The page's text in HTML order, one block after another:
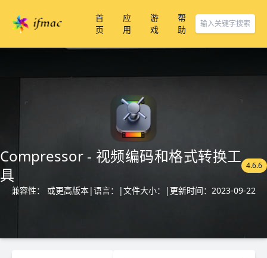
首
页
应
用
游
戏
帮
助
Compressor - 视频编码和格式转换工
具
4.6.6
兼容性： 或更高版本|语言： |文件大小： | 更新时间：2023-09-22